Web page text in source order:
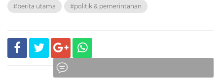
#berita utama #politik & pemerintahan